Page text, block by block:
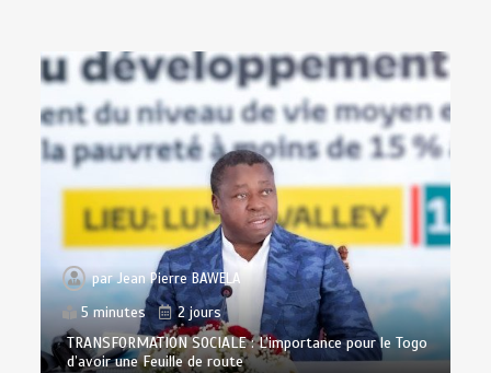
parJean Pierre BAWELA
5 minutes
2 jours
TRANSFORMATION SOCIALE : L’importance pour le Togo
d’avoir une Feuille de route